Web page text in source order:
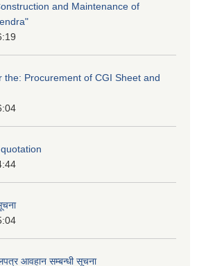
and Maintenance of
the: Procurement of CGI Sheet and
आवहान सम्बन्धी सूचना